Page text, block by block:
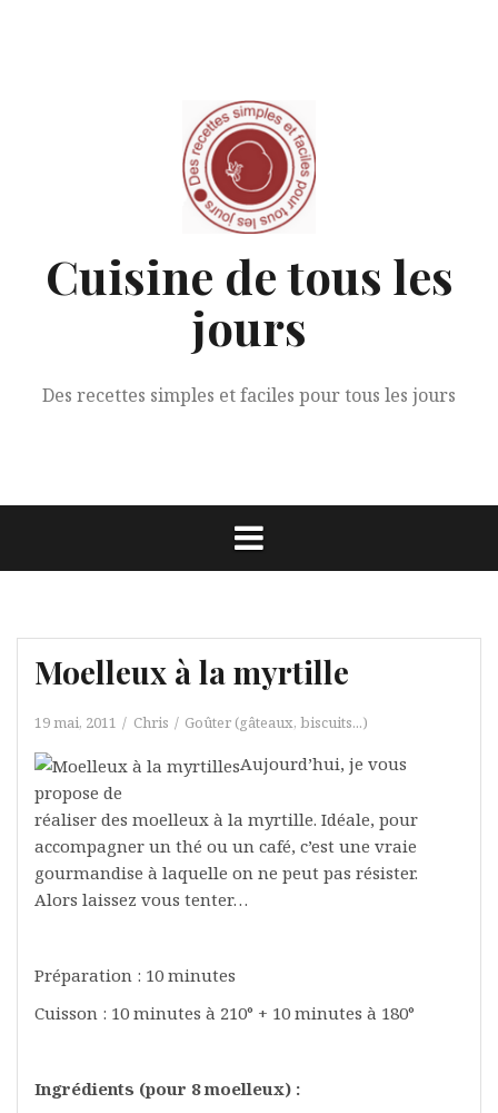
Cuisine de tous les
jours
Des recettes simples et faciles pour tous les jours
Moelleux à la myrtille
19 mai, 2011 Chris Goûter (gâteaux, biscuits...)
Aujourd’hui, je vous
propose de
réaliser des moelleux à la myrtille. Idéale, pour
accompagner un thé ou un café, c’est une vraie
gourmandise à laquelle on ne peut pas résister.
Alors laissez vous tenter…
Préparation : 10 minutes
Cuisson : 10 minutes à 210° + 10 minutes à 180°
Ingrédients (pour 8 moelleux) :